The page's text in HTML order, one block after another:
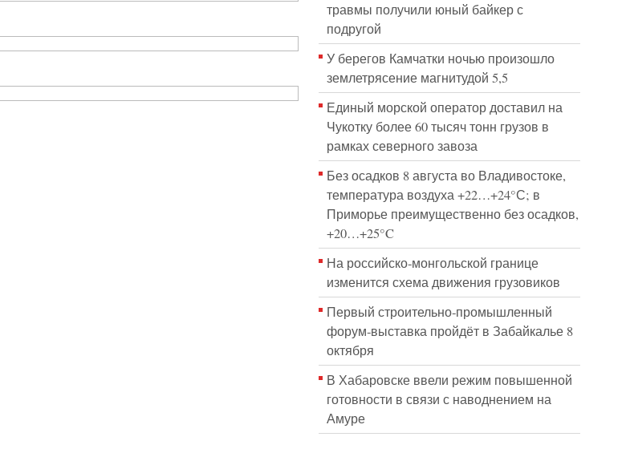
травмы получили юный байкер с
подругой
У берегов Камчатки ночью произошло
землетрясение магнитудой 5,5
Единый морской оператор доставил на
Чукотку более 60 тысяч тонн грузов в
рамках северного завоза
Без осадков 8 августа во Владивостоке,
температура воздуха +22…+24°С; в
Приморье преимущественно без осадков,
+20…+25°C
На российско‑монгольской границе
изменится схема движения грузовиков
Первый строительно‑промышленный
форум‑выставка пройдёт в Забайкалье 8
октября
В Хабаровске ввели режим повышенной
готовности в связи с наводнением на
Амуре